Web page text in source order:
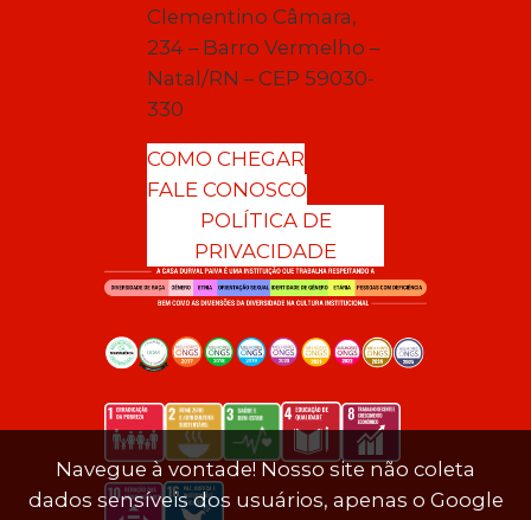
Clementino Câmara,
234 – Barro Vermelho –
Natal/RN – CEP 59030-
330
COMO CHEGAR
FALE CONOSCO
POLÍTICA DE
PRIVACIDADE
Navegue à vontade! Nosso site não coleta
dados sensíveis dos usuários, apenas o Google